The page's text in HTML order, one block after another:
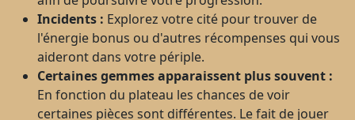
Incidents : Explorez votre cité pour trouver de
l'énergie bonus ou d'autres récompenses qui vous
aideront dans votre périple.
Certaines gemmes apparaissent plus souvent :
En fonction du plateau les chances de voir
certaines pièces sont différentes. Le fait de jouer